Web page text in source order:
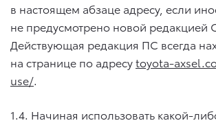
в настоящем абзаце адресу, если
не предусмотрено новой редакцией
Действующая редакция ПС всегда
на странице по адресуtoyota-
use/.
1.4. Начиная использовать какой-